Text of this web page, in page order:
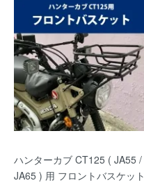
ハンターカブ CT125 ( JA55 /
JA65 ) 用 フロントバスケット